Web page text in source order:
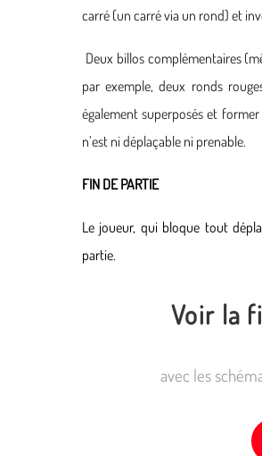
carré (un carré via un rond) et
Deux billos complémentaires
par exemple, deux ronds
également superposés et
n’est ni déplaçable ni prenable.
FIN DE PARTIE
Le joueur, qui bloque tout
partie.
Voir la
avec les